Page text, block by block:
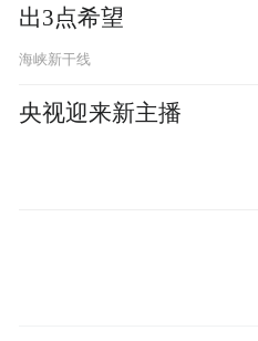
“特别声明：以上作品内容(
频)为凤凰网旗下自媒体
布，本平台仅提供信息存储
Notice: The content
pictures and audios if
by the user of Dafeng
出3点希望
海峡新干线
央视迎来新主播